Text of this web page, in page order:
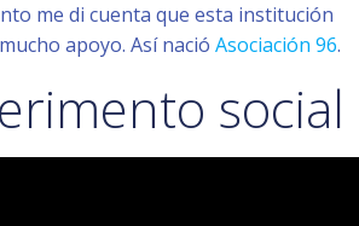
me di cuenta que esta institución
apoyo. Así nació Asociación 96.
social